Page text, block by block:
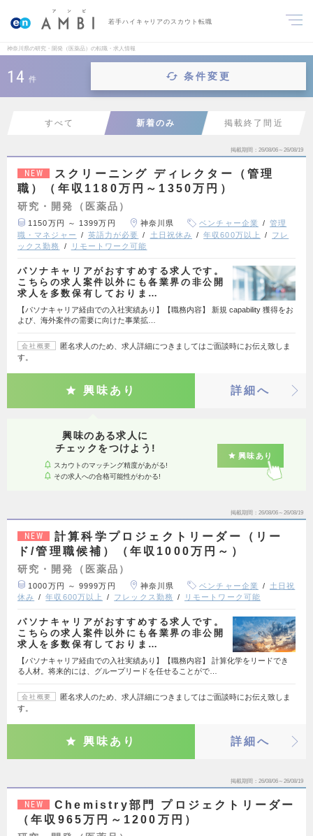
若手ハイキャリアのスカウト転職
神奈川県の研究・開発（医薬品）の転職・求人情報
14 件 条件変更
すべて 新着のみ 掲載終了間近
掲載期間 26/08/06～26/08/19
NEW
スクリーニング ディレクター（管理
職）（年収1180万円～1350万円）
研究・開発（医薬品）
1150万円 ～ 1399万円 神奈川県 ベンチャー企業
管理
職・マネジャー
英語力が必要 土日祝休み 年収600万以上
フレ
ックス勤務
リモートワーク可能
パソナキャリアがおすすめする求人です。
こちらの求人案件以外にも各業界の非公開
求人を多数保有しておりま…
【パソナキャリア経由での入社実績あり】【職務内容】 新規 capability 獲得をお
よび、海外案件の需要に向けた事業拡…
会社概要
匿名求人のため、求人詳細につきましてはご面談時にお伝え致しま
す。
興味あり 詳細へ
興味のある求人に
チェックをつけよう!
スカウトのマッチング精度があがる!
その求人への合格可能性がわかる!
興味あり
掲載期間 26/08/06～26/08/19
NEW
計算科学プロジェクトリーダー（リー
ド/管理職候補）（年収1000万円～）
研究・開発（医薬品）
1000万円 ～ 9999万円 神奈川県 ベンチャー企業
土日祝
休み
年収600万以上 フレックス勤務 リモートワーク可能
パソナキャリアがおすすめする求人です。
こちらの求人案件以外にも各業界の非公開
求人を多数保有しておりま…
【パソナキャリア経由での入社実績あり】【職務内容】 計算化学をリードでき
る人材。将来的には、グループリードを任せることがで…
会社概要
匿名求人のため、求人詳細につきましてはご面談時にお伝え致しま
す。
興味あり 詳細へ
掲載期間 26/08/06～26/08/19
NEW
Chemistry部門 プロジェクトリーダー
（年収965万円～1200万円）